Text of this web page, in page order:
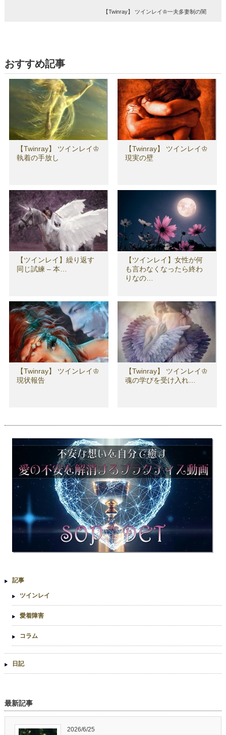
【Twinray】 ツインレイ♔一夫多妻制の闇
おすすめ記事
【Twinray】 ツインレイ♔
執着の手放し
【Twinray】 ツインレイ♔
現実の壁
【ツインレイ】繰り返す
同じ試練 – 本…
【ツインレイ】女性が何
も言わなくなったら終わ
りなの…
【Twinray】 ツインレイ♔
現状報告
【Twinray】 ツインレイ♔
魂の学びを受け入れ…
記事
ツインレイ
愛着障害
コラム
日記
最新記事
2026/6/25